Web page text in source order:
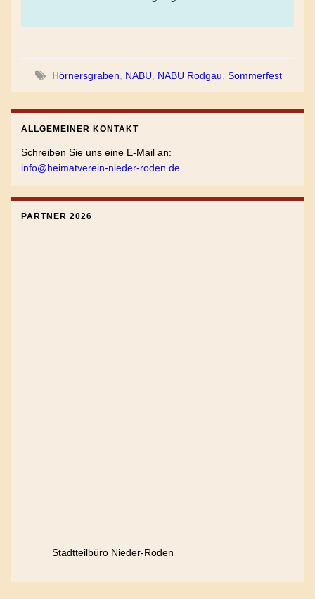
Hörnersgraben NABU NABU Rodgau Sommerfest
ALLGEMEINER KONTAKT
Schreiben Sie uns eine E-Mail an:
info@heimatverein-nieder-roden.de
PARTNER 2026
Stadtteilbüro Nieder-Roden